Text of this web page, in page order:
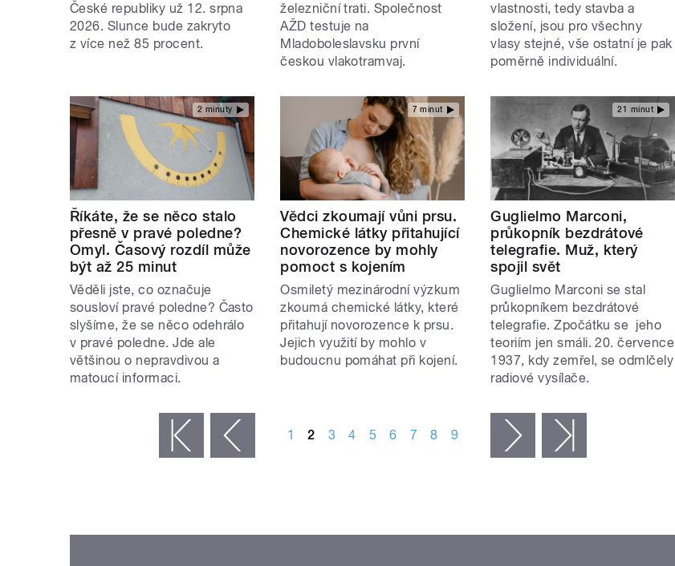
České republiky už 12. srpna
2026. Slunce bude zakryto
z více než 85 procent.
železniční trati. Společnost
AŽD testuje na
Mladoboleslavsku první
českou vlakotramvaj.
vlastnosti, tedy stavba a
složení, jsou pro všechny
vlasy stejné, vše ostatní je pak
poměrně individuální.
2 minuty
Říkáte, že se něco stalo
přesně v pravé poledne?
Omyl. Časový rozdíl může
být až 25 minut
Věděli jste, co označuje
sousloví pravé poledne? Často
slyšíme, že se něco odehrálo
v pravé poledne. Jde ale
většinou o nepravdivou a
matoucí informaci.
7 minut
Vědci zkoumají vůni prsu.
Chemické látky přitahující
novorozence by mohly
pomoct s kojením
Osmiletý mezinárodní výzkum
zkoumá chemické látky, které
přitahují novorozence k prsu.
Jejich využití by mohlo v
budoucnu pomáhat při kojení.
21 minut
Guglielmo Marconi,
průkopník bezdrátové
telegrafie. Muž, který
spojil svět
Guglielmo Marconi se stal
průkopníkem bezdrátové
telegrafie. Zpočátku se jeho
teoriím jen smáli. 20. července
1937, kdy zemřel, se odmlčely
radiové vysílače.
‹ předchozí 1 2 3 4 5 6 7 8 9 následující ›